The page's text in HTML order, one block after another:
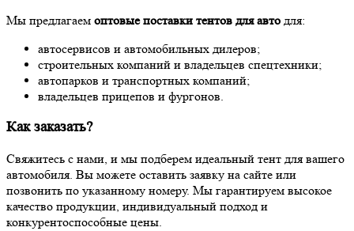
Мы предлагаем оптовые поставки тентов для авто для:
автосервисов и автомобильных дилеров;
строительных компаний и владельцев спецтехники;
автопарков и транспортных компаний;
владельцев прицепов и фургонов.
Как заказать?
Свяжитесь с нами, и мы подберем идеальный тент для вашего
автомобиля. Вы можете оставить заявку на сайте или
позвонить по указанному номеру. Мы гарантируем высокое
качество продукции, индивидуальный подход и
конкурентоспособные цены.